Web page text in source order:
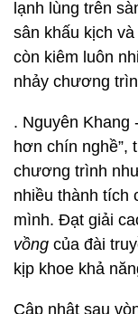
lạnh lùng trên
sân khấu kịch
còn kiêm luôn
nhảy chương
. Nguyên Khang
hơn chín nghề”,
chương trình
nhiều thành tích
mình. Đạt giải
vồng của đài
kịp khoe khả
Cập nhật sau